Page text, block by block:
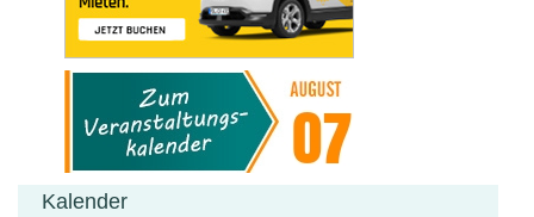
Kalender